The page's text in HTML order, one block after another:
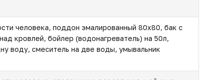
человека, поддон эмалированный 80х80, бак с
кровлей, бойлер (водонагреватель) на 50л,
воду, смеситель на две воды, умывальник